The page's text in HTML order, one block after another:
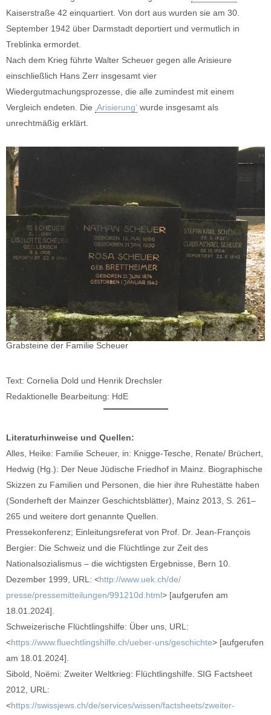
Kaiserstraße 42 einquartiert. Von dort aus wurden sie am 30.
September 1942 über Darmstadt deportiert und vermutlich in
Treblinka ermordet.
Nach dem Krieg führte Walter Scheuer gegen alle Arisieure
einschließlich Hans Zerr insgesamt vier
Wiedergutmachungsprozesse, die alle zumindest mit einem
Vergleich endeten. Die ‚Arisierung‘ wurde insgesamt als
unrechtmäßig erklärt.
Grabsteine der Familie Scheuer
Text: Cornelia Dold und Henrik Drechsler
Redaktionelle Bearbeitung: HdE
Literaturhinweise und Quellen:
Alles, Heike: Familie Scheuer, in: Knigge-Tesche, Renate/ Brüchert,
Hedwig (Hg.): Der Neue Jüdische Friedhof in Mainz. Biographische
Skizzen zu Familien und Personen, die hier ihre Ruhestätte haben
(Sonderheft der Mainzer Geschichtsblätter), Mainz 2013, S. 261–
265 und weitere dort genannte Quellen.
Pressekonferenz; Einleitungsreferat von Prof. Dr. Jean-François
Bergier: Die Schweiz und die Flüchtlinge zur Zeit des
Nationalsozialismus – die wichtigsten Ergebnisse, Bern 10.
Dezember 1999, URL: <http://www.uek.ch/de/
presse/pressemitteilungen/991210d.html> [aufgerufen am
18.01.2024].
Schweizerische Flüchtlingshilfe: Über uns, URL:
<https://www.fluechtlingshilfe.ch/ueber-uns/geschichte> [aufgerufen
am 18.01.2024].
Sibold, Noëmi: Zweiter Weltkrieg: Flüchtlingshilfe. SIG Factsheet
2012, URL:
<https://swissjews.ch/de/services/wissen/factsheets/zweiter-